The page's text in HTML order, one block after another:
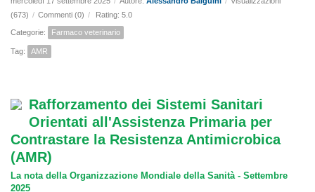
(673) / Commenti (0) / Rating: 5.0
Categorie: Farmaco veterinario
Tag: AMR
Rafforzamento dei Sistemi Sanitari
Orientati all'Assistenza Primaria per
Contrastare la Resistenza Antimicrobica
(AMR)
La nota della Organizzazione Mondiale della Sanità - Settembre
2025